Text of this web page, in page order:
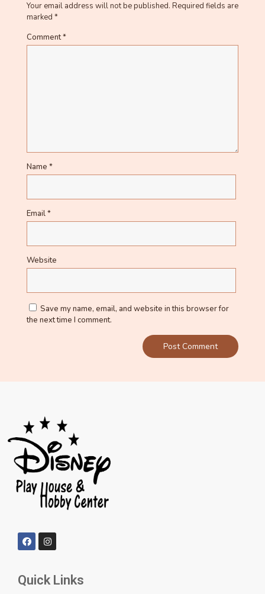
Your email address will not be published. Required fields are
marked *
Comment*
Name *
Email*
Website
Save my name, email, and website in this browser for
the next time I comment.
Quick Links